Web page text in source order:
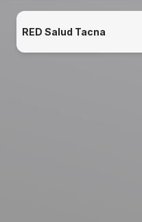
RED Salud Tacna